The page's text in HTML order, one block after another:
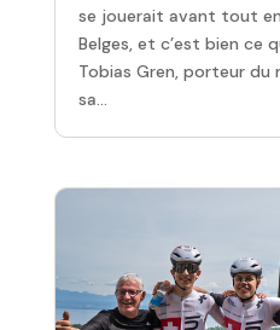
se jouerait avant tout
Belges, et c’est bien ce
Tobias Gren, porteur du
sa...